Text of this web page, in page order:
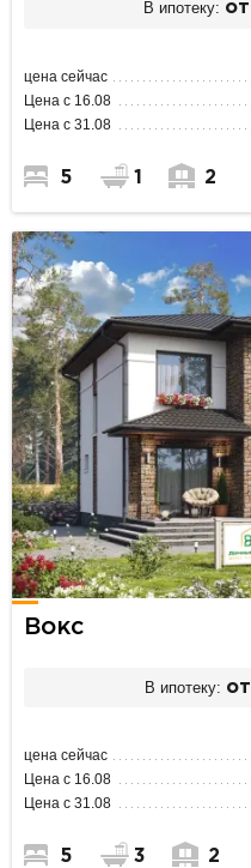
В ипотеку:
цена сейчас
Цена с 16.08
Цена с 31.08
5 1 2
Вокс
В ипотеку:
цена сейчас
Цена с 16.08
Цена с 31.08
5 3 2